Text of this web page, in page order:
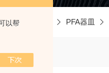
以帮
析特氟龙器皿 PFA器皿